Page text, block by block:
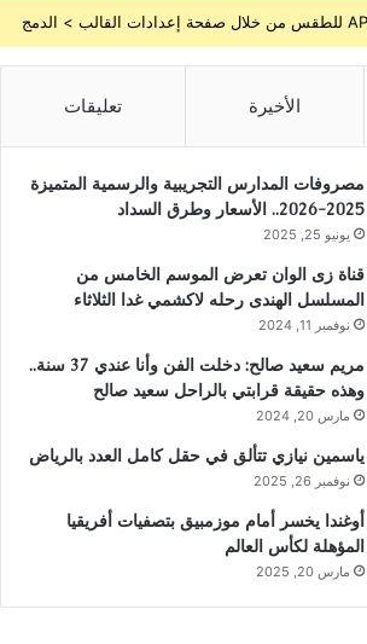
الأخيرة تعليقات
مصروفات المدارس التجريبية والرسمية المتميزة
2025-2026.. الأسعار وطرق السداد
يونيو 25, 2025
قناة زى الوان تعرض الموسم الخامس من
المسلسل الهندى رحله لاكشمي غدا الثلاثاء
نوفمبر 11, 2024
مريم سعيد صالح: دخلت الفن وأنا عندي 37 سنة..
وهذه حقيقة قرابتي بالراحل سعيد صالح
مارس 20, 2024
ياسمين نيازي تتألق في حقل كامل العدد بالرياض
نوفمبر 26, 2025
أوغندا يخسر أمام موزمبيق بتصفيات أفريقيا
المؤهلة لكأس العالم
مارس 20, 2025